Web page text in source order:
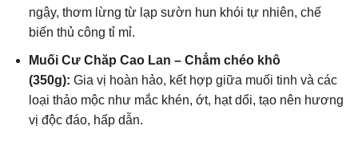
ngậy, thơm lừng từ lạp sườn hun khói tự nhiên, chế
biến thủ công tỉ mỉ.
Muối Cư Chăp Cao Lan – Chẳm chéo khô
(350g): Gia vị hoàn hảo, kết hợp giữa muối tinh và các
loại thảo mộc như mắc khén, ớt, hạt dổi, tạo nên hương
vị độc đáo, hấp dẫn.